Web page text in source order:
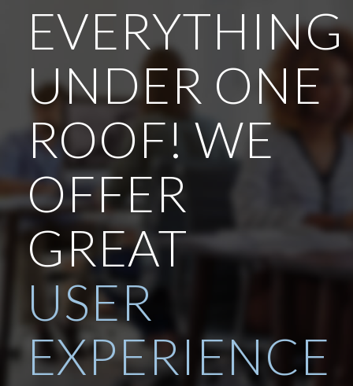
EVERYTHING
UNDER ONE
ROOF! WE
OFFER
GREAT
USER
EXPERIENCE